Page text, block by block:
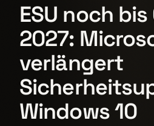
ESU noch
2027:
verlängert
Windows 10